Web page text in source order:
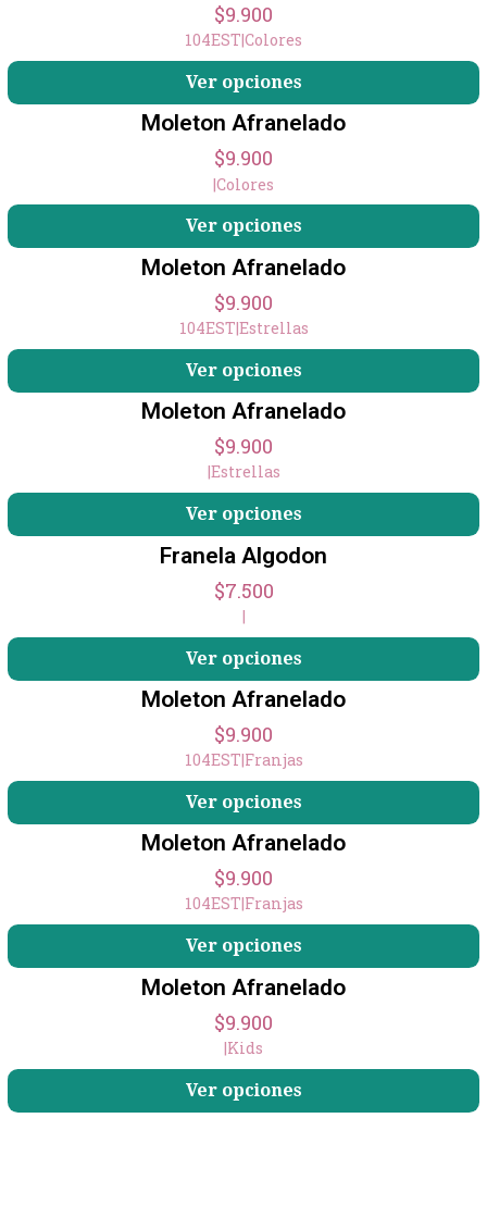
$9.900
104EST|Colores
Ver opciones
Moleton Afranelado
$9.900
|Colores
Ver opciones
Moleton Afranelado
$9.900
104EST|Estrellas
Ver opciones
Moleton Afranelado
$9.900
|Estrellas
Ver opciones
Franela Algodon
$7.500
|
Ver opciones
Moleton Afranelado
$9.900
104EST|Franjas
Ver opciones
Moleton Afranelado
$9.900
104EST|Franjas
Ver opciones
Moleton Afranelado
$9.900
|Kids
Ver opciones